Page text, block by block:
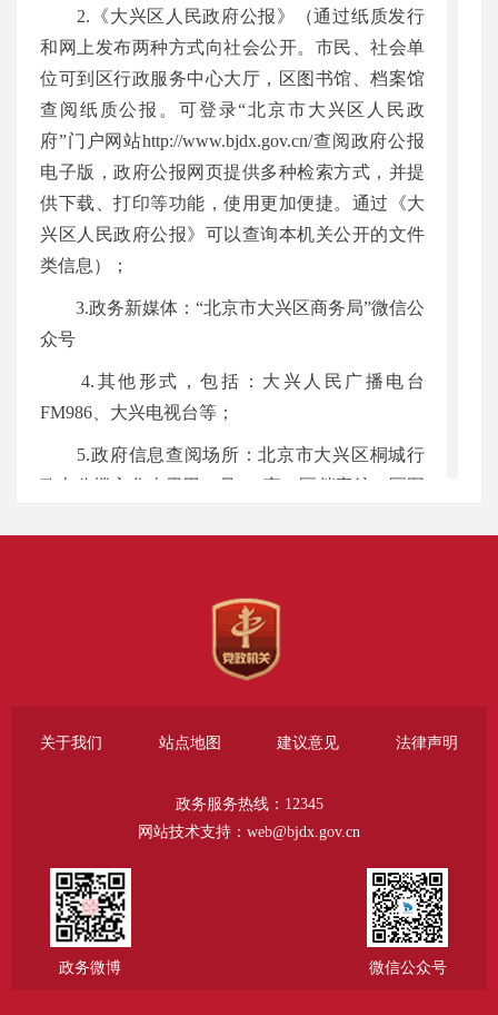
间：
2024
月04
2.《大兴区人民政府公报》（通过纸质发行
和网上发布两种方式向社会公开。市民、社会单
位可到区行政服务中心大厅，区图书馆、档案馆
查阅纸质公报。可登录“北京市大兴区人民政
府”门户网站http://www.bjdx.gov.cn/查阅政府公报
电子版，政府公报网页提供多种检索方式，并提
供下载、打印等功能，使用更加便捷。通过《大
兴区人民政府公报》可以查询本机关公开的文件
类信息）；
3.政务新媒体：“北京市大兴区商务局”微信公
众号
4.其他形式，包括：大兴人民广播电台
FM986、大兴电视台等；
5.政府信息查阅场所：北京市大兴区桐城行
政办公楼永华南里甲14号908室、区档案馆、区图
区档案馆：北京市大兴区源和路1号院1号楼，查
档接待时间：法定工作日9:00—11:30 13:30—
17:30；区图书馆：北京市大兴区黄村西大街11号
周五9:00—18:00，节假日9:00—17:00。
主动公开范围的政府信息，将在该政府信息形成
或者变更之日起20个工作日内及时公开。法律、
法规对政府信息公开的期限另有规定的，从其规
定。
二、依申请公开政府信息
关于我们 站点地图 建议意见 法律声明
政务服务热线：12345
网站技术支持：web@bjdx.gov.cn
政务微博 微信公众号